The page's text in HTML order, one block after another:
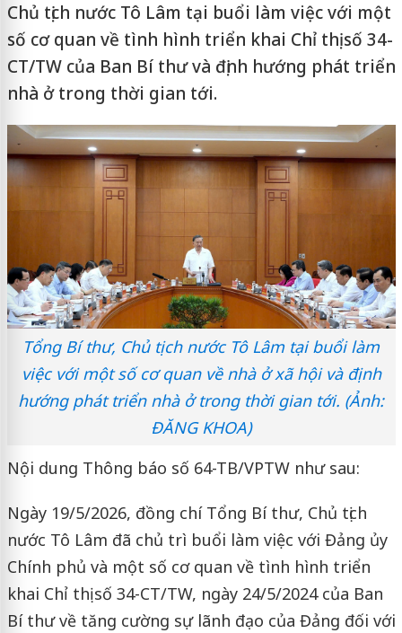
Chủ tịch nước Tô Lâm tại buổi làm việc với một
số cơ quan về tình hình triển khai Chỉ thị số 34-
CT/TW của Ban Bí thư và định hướng phát triển
nhà ở trong thời gian tới.
Tổng Bí thư, Chủ tịch nước Tô Lâm tại buổi làm
việc với một số cơ quan về nhà ở xã hội và định
hướng phát triển nhà ở trong thời gian tới. (Ảnh:
ĐĂNG KHOA)
Nội dung Thông báo số 64-TB/VPTW như sau:
Ngày 19/5/2026, đồng chí Tổng Bí thư, Chủ tịch
nước Tô Lâm đã chủ trì buổi làm việc với Đảng ủy
Chính phủ và một số cơ quan về tình hình triển
khai Chỉ thị số 34-CT/TW, ngày 24/5/2024 của Ban
Bí thư về tăng cường sự lãnh đạo của Đảng đối với